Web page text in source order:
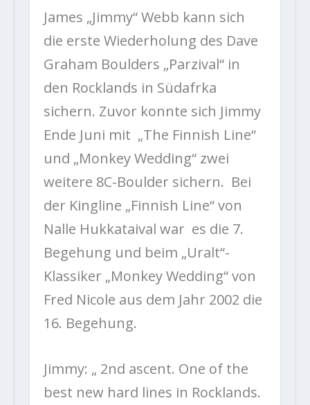
James „Jimmy“ Webb kann sich
die erste Wiederholung des Dave
Graham Boulders „Parzival“ in
den Rocklands in Südafrka
sichern. Zuvor konnte sich Jimmy
Ende Juni mit „The Finnish Line“
und „Monkey Wedding“ zwei
weitere 8C-Boulder sichern. Bei
der Kingline „Finnish Line“ von
Nalle Hukkataival war es die 7.
Begehung und beim „Uralt“-
Klassiker „Monkey Wedding“ von
Fred Nicole aus dem Jahr 2002 die
16. Begehung.
Jimmy: „ 2nd ascent. One of the
best new hard lines in Rocklands.